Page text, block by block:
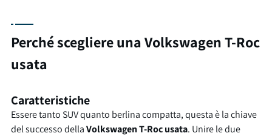
Perché scegliere una Volkswagen T-Roc
usata
Caratteristiche
Essere tanto SUV quanto berlina compatta, questa è la chiave
del successo dellaVolkswagen T-Roc usata. Unire le due